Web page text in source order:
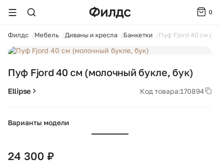
0
Филдс Мебель Диваны и кресла Банкетки Пуф Fjord 40 см
Пуф Fjord 40 см (молочный букле, бук)
Ellipse Код товара:170894
Варианты модели
24 300 ₽